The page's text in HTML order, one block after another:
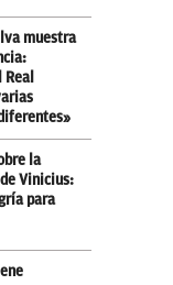
muestra
la
Vinicius:
para